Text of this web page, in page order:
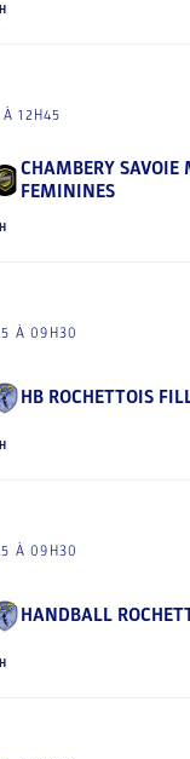
12H45
CHAMBERY
FEMININES
À 09H30
HB ROCHETTOIS
À 09H30
HANDBALL